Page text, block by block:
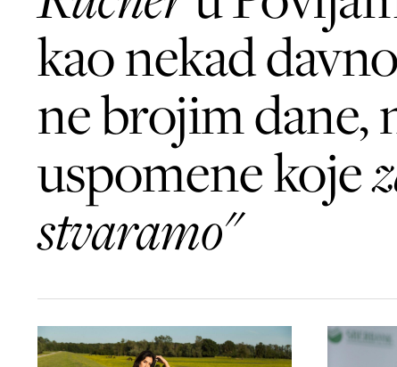
kao nekad
ne brojim dane,
uspomene koje
stvaramo"